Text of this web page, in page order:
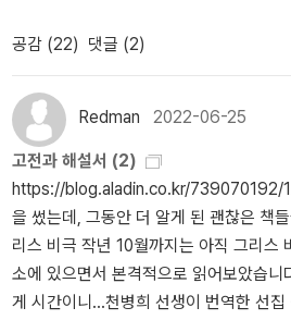
하는 행동이라는 사실을 알아챈다. 만약
일어난다면 공격일 가능성이 있고, 완전
다. -p56 웃음의 기능, 웃음의 진화에 대
었다. 웃음은 상대방에게 나의 의도를 알
적의가 없다는, 상대한에대한 호의를 가
제스쳐다. 스위스 영장류학자 한스 쿠머
움을 주는 비유를 소개했다. 그는 관찰된
쪽에서 유래했는지 묻는 것은 멀리서 들
가 낸 것인지 드럼이 낸 것인지 묻는 것과
석은 질문인데, 드러머나 드럼 어느 쪽도
없기 때문이다. 서로 다른 때에 뚜렷이
는 것을 보게 된다. 인간과 동물의 감정,
거에 동물의 감정과 마음을 무시한 스키
은 이제 설 자리를 잃었다. 아래는 행동
전히 의존하는 태도를 삐고는 농담이다.
주의자가 다른 행동주의자에게 이렇게 묻
당신에게는 아주 좋은 것이었어. 나는 어
는 것은 자연 그 자체가 아니라, 우리의
다. -베르너 하이젠베르크(1958) 동물
고 해석하려고 했다가 실패한 이야기들
를 이야기하자면 첫째, 한 때 과학자들은
없다고 생각했다. 그런데 실험과정에서
공감 (22) 댓글 (2)
Redman 2022-06-25
고전과 해설서 (2)
https://blog.aladin.co.kr/739070192/
을 썼는데, 그동안 더 알게 된 괜찮은 책
리스 비극 작년 10월까지는 아직 그리스 비극을 읽지 않았는데, 훈련
소에 있으면서 본격적으로 읽어보았습니
게 시간이니...천병희 선생이 번역한 선